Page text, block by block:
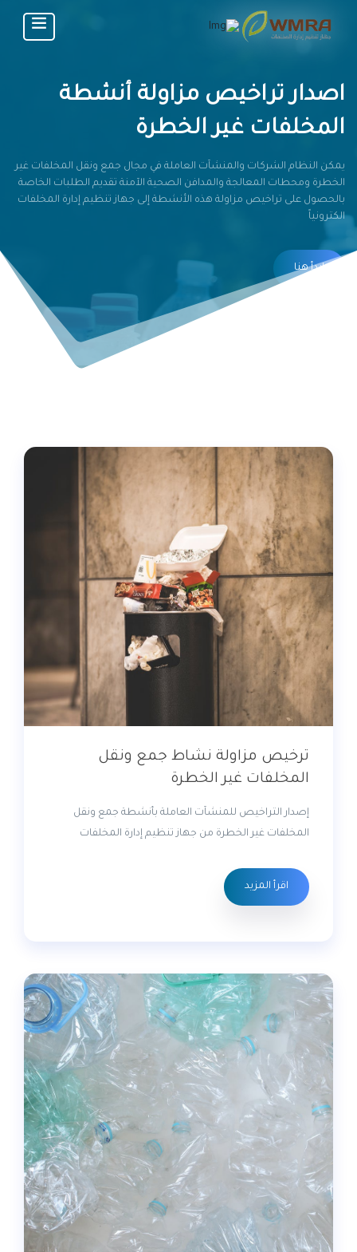
اصدار تراخيص مزاولة أنشطة
المخلفات غير الخطرة
يمكن النظام الشركات والمنشآت العاملة في مجال جمع ونقل المخلفات غير
الخطرة ومحطات المعالجة والمدافن الصحية الآمنة تقديم الطلبات الخاصة
بالحصول على تراخيص مزاولة هذه الأنشطة إلى جهاز تنظيم إدارة المخلفات
الكترونياً
ابدأ هنا
ترخيص مزاولة نشاط جمع ونقل
المخلفات غير الخطرة
إصدار التراخيص للمنشآت العاملة بأنشطة جمع ونقل
المخلفات غير الخطرة من جهاز تنظيم إدارة المخلفات
اقرأ المزيد